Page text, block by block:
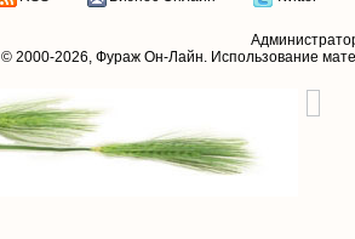
© 2000-2026, Фураж Он-Лайн. Использование